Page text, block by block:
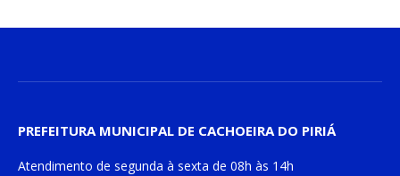
PREFEITURA MUNICIPAL DE CACHOEIRA DO PIRIÁ
Atendimento de segunda à sexta de 08h às 14h